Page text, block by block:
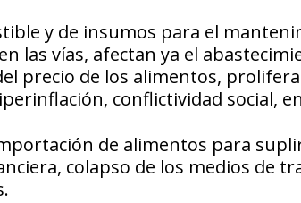
y de insumos para el
las vías, afectan ya el
precio de los alimentos,
conflictividad social,
de alimentos para
colapso de los medios de